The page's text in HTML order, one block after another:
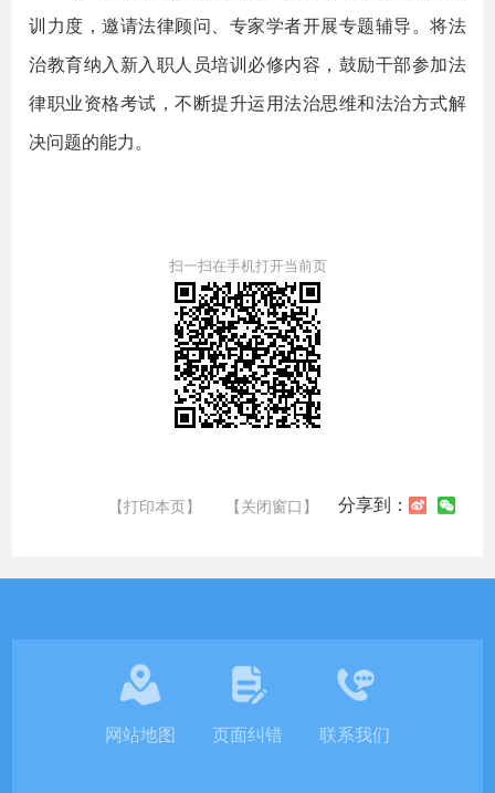
训力度，邀请法律顾问、专家学者开展专题辅导。将法
治教育纳入新入职人员培训必修内容，鼓励干部参加法
律职业资格考试，不断提升运用法治思维和法治方式解
决问题的能力。
扫一扫在手机打开当前页
【打印本页】 【关闭窗口】 分享到：
网站地图 页面纠错 联系我们